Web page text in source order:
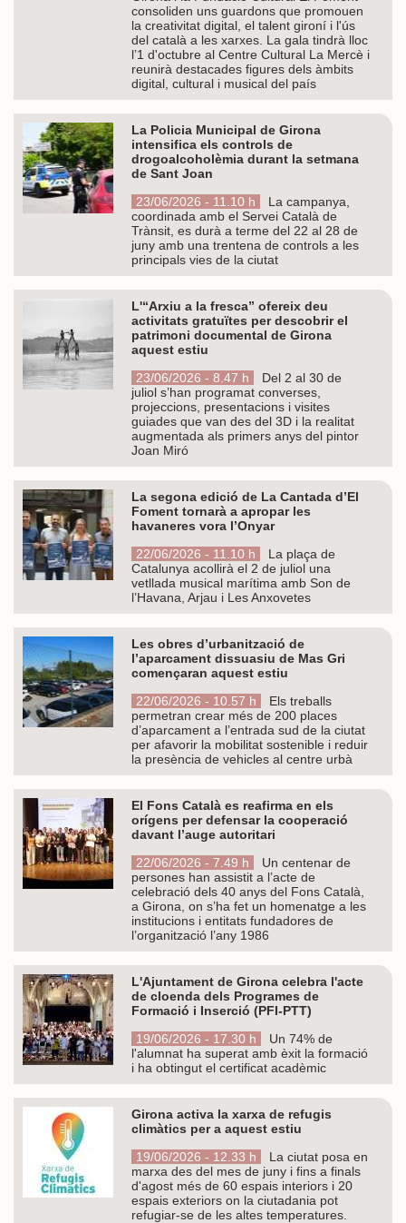
consoliden uns guardons que promouen
la creativitat digital, el talent gironí i l'ús
del català a les xarxes. La gala tindrà lloc
l’1 d'octubre al Centre Cultural La Mercè i
reunirà destacades figures dels àmbits
digital, cultural i musical del país
La Policia Municipal de Girona
intensifica els controls de
drogoalcoholèmia durant la setmana
de Sant Joan
23/06/2026 - 11.10 h
La campanya,
coordinada amb el Servei Català de
Trànsit, es durà a terme del 22 al 28 de
juny amb una trentena de controls a les
principals vies de la ciutat
L'“Arxiu a la fresca” ofereix deu
activitats gratuïtes per descobrir el
patrimoni documental de Girona
aquest estiu
23/06/2026 - 8.47 h
Del 2 al 30 de
juliol s’han programat converses,
projeccions, presentacions i visites
guiades que van des del 3D i la realitat
augmentada als primers anys del pintor
Joan Miró
La segona edició de La Cantada d’El
Foment tornarà a apropar les
havaneres vora l’Onyar
22/06/2026 - 11.10 h
La plaça de
Catalunya acollirà el 2 de juliol una
vetllada musical marítima amb Son de
l’Havana, Arjau i Les Anxovetes
Les obres d’urbanització de
l’aparcament dissuasiu de Mas Gri
començaran aquest estiu
22/06/2026 - 10.57 h
Els treballs
permetran crear més de 200 places
d’aparcament a l’entrada sud de la ciutat
per afavorir la mobilitat sostenible i reduir
la presència de vehicles al centre urbà
El Fons Català es reafirma en els
orígens per defensar la cooperació
davant l’auge autoritari
22/06/2026 - 7.49 h
Un centenar de
persones han assistit a l’acte de
celebració dels 40 anys del Fons Català,
a Girona, on s’ha fet un homenatge a les
institucions i entitats fundadores de
l’organització l’any 1986
L'Ajuntament de Girona celebra l'acte
de cloenda dels Programes de
Formació i Inserció (PFI-PTT)
19/06/2026 - 17.30 h
Un 74% de
l'alumnat ha superat amb èxit la formació
i ha obtingut el certificat acadèmic
Girona activa la xarxa de refugis
climàtics per a aquest estiu
19/06/2026 - 12.33 h
La ciutat posa en
marxa des del mes de juny i fins a finals
d'agost més de 60 espais interiors i 20
espais exteriors on la ciutadania pot
refugiar-se de les altes temperatures.